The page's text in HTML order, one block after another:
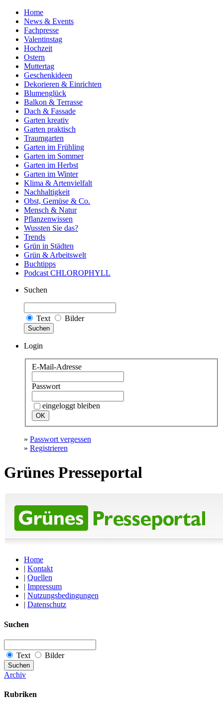
Home
News & Events
Fachpresse
Valentinstag
Hochzeit
Ostern
Muttertag
Geschenkideen
Dekorieren & Einrichten
Blumenglück
Balkon & Terrasse
Dach & Fassade
Garten kreativ
Garten praktisch
Traumgarten
Garten im Frühling
Garten im Sommer
Garten im Herbst
Garten im Winter
Klima & Artenvielfalt
Nachhaltigkeit
Obst, Gemüse & Co.
Mensch & Natur
Pflanzenwissen
Wussten Sie das?
Trends
Grün in Städten
Grün & Arbeitswelt
Buchtipps
Podcast CHLOROPHYLL
Suchen
Text Bilder
Suchen
Login
E-Mail-Adresse
Passwort
eingeloggt bleiben
» Passwort vergessen
» Registrieren
Grünes Presseportal
Home
Kontakt
Quellen
Impressum
Nutzungsbedingungen
Datenschutz
Suchen
Text Bilder
Suchen
Archiv
Rubriken